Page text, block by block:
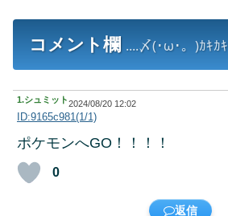
コメント欄 ....〆(･ω･。)ｶｷｶｷ
1.シュミット2024/08/20 12:02
ID:9165c981(1/1)
ポケモンへGO！！！！
0
返信